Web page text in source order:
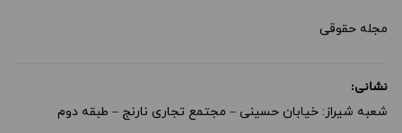
مجله حقوقی
نشانی:
شعبه شیراز: خیابان حسینی – مجتمع تجاری نارنج – طبقه دوم